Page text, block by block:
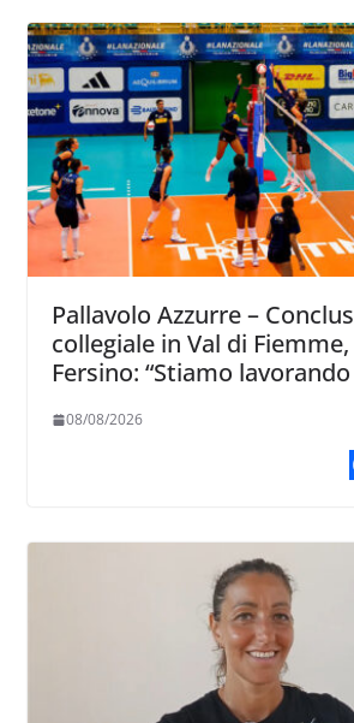
Pallavolo Azzurre –
collegiale in Val di
Fersino: “Stiamo
08/08/2026